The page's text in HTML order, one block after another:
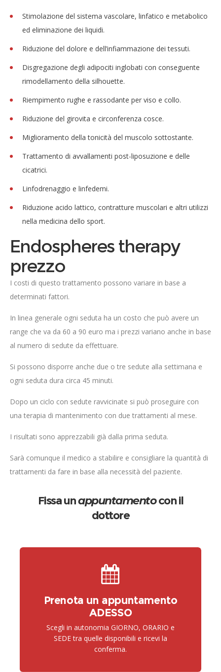
Stimolazione del sistema vascolare, linfatico e metabolico
ed eliminazione dei liquidi.
Riduzione del dolore e dell’infiammazione dei tessuti.
Disgregazione degli adipociti inglobati con conseguente
rimodellamento della silhouette.
Riempimento rughe e rassodante per viso e collo.
Riduzione del girovita e circonferenza cosce.
Miglioramento della tonicità del muscolo sottostante.
Trattamento di avvallamenti post-liposuzione e delle
cicatrici.
Linfodrenaggio e linfedemi.
Riduzione acido lattico, contratture muscolari e altri utilizzi
nella medicina dello sport.
Endospheres therapy
prezzo
I costi di questo trattamento possono variare in base a
determinati fattori.
In linea generale ogni seduta ha un costo che può avere un
range che va da 60 a 90 euro ma i prezzi variano anche in base
al numero di sedute da effettuare.
Si possono disporre anche due o tre sedute alla settimana e
ogni seduta dura circa 45 minuti.
Dopo un ciclo con sedute ravvicinate si può proseguire con
una terapia di mantenimento con due trattamenti al mese.
I risultati sono apprezzabili già dalla prima seduta.
Sarà comunque il medico a stabilire e consigliare la quantità di
trattamenti da fare in base alla necessità del paziente.
Fissa unappuntamentocon il
dottore
Prenota un appuntamento
ADESSO
Scegli in autonomia GIORNO, ORARIO e
SEDE tra quelle disponibili e ricevi la
conferma.